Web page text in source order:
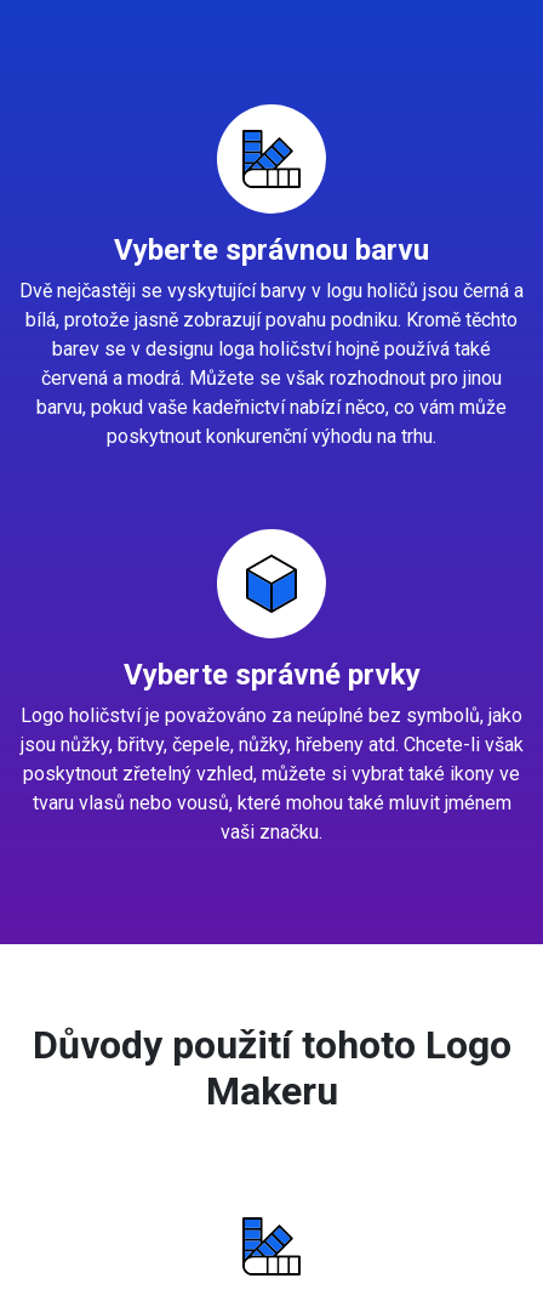
Vyberte správnou barvu
Dvě nejčastěji se vyskytující barvy v logu holičů jsou černá a
bílá, protože jasně zobrazují povahu podniku. Kromě těchto
barev se v designu loga holičství hojně používá také
červená a modrá. Můžete se však rozhodnout pro jinou
barvu, pokud vaše kadeřnictví nabízí něco, co vám může
poskytnout konkurenční výhodu na trhu.
Vyberte správné prvky
Logo holičství je považováno za neúplné bez symbolů, jako
jsou nůžky, břitvy, čepele, nůžky, hřebeny atd. Chcete-li však
poskytnout zřetelný vzhled, můžete si vybrat také ikony ve
tvaru vlasů nebo vousů, které mohou také mluvit jménem
vaši značku.
Důvody použití tohoto Logo
Makeru